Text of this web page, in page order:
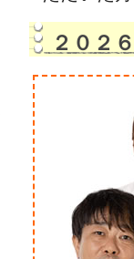
２０２